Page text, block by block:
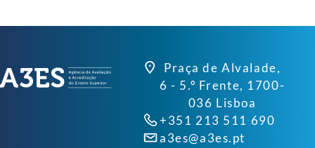
Praça de Alvalade,
6 - 5.º Frente, 1700-
036 Lisboa
+351 213 511 690
a3es@a3es.pt